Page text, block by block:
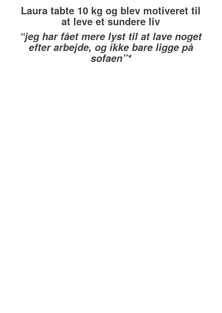
Laura tabte 10 kg og blev motiveret til
at leve et sundere liv
“jeg har fået mere lyst til at lave noget
efter arbejde, og ikke bare ligge på
sofaen”*